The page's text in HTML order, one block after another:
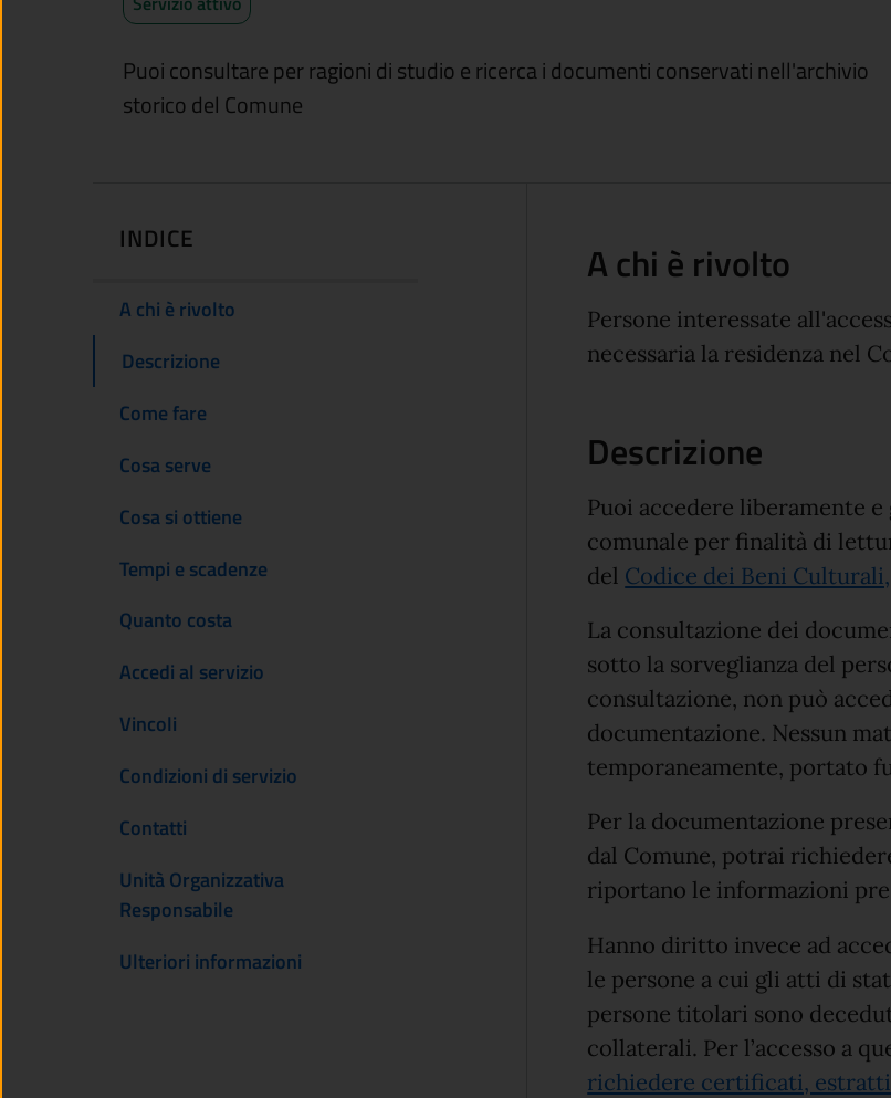
Puoi consultare per ragioni di studio e ricerca i documenti conservati nell'archivio
storico del Comune
INDICE
A chi è rivolto
Descrizione
Come fare
Cosa serve
Cosa si ottiene
Tempi e scadenze
Quanto costa
Accedi al servizio
Vincoli
Condizioni di servizio
Contatti
Unità Organizzativa
Responsabile
Ulteriori informazioni
A chi è rivolto
Persone interessate
necessaria la residenza nel
Descrizione
Puoi accedere liberamente
comunale per finalità di
del Codice dei Beni
La consultazione dei
sotto la sorveglianza del
consultazione, non può
documentazione. Nessun
temporaneamente, portato
Per la documentazione
dal Comune, potrai
riportano le informazioni
Hanno diritto invece ad
le persone a cui gli atti di
persone titolari sono
collaterali. Per l’accesso a
richiedere certificati,